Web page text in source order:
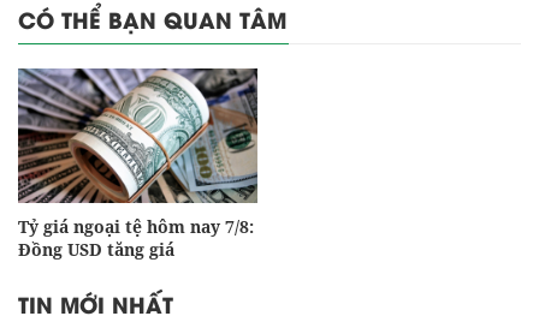
CÓ THỂ BẠN QUAN TÂM
Tỷ giá ngoại tệ hôm nay 7/8:
Đồng USD tăng giá
TIN MỚI NHẤT